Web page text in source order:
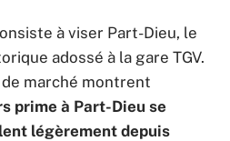
à viser Part-Dieu, le
adossé à la gare TGV.
marché montrent
prime à Part-Dieu se
légèrement depuis